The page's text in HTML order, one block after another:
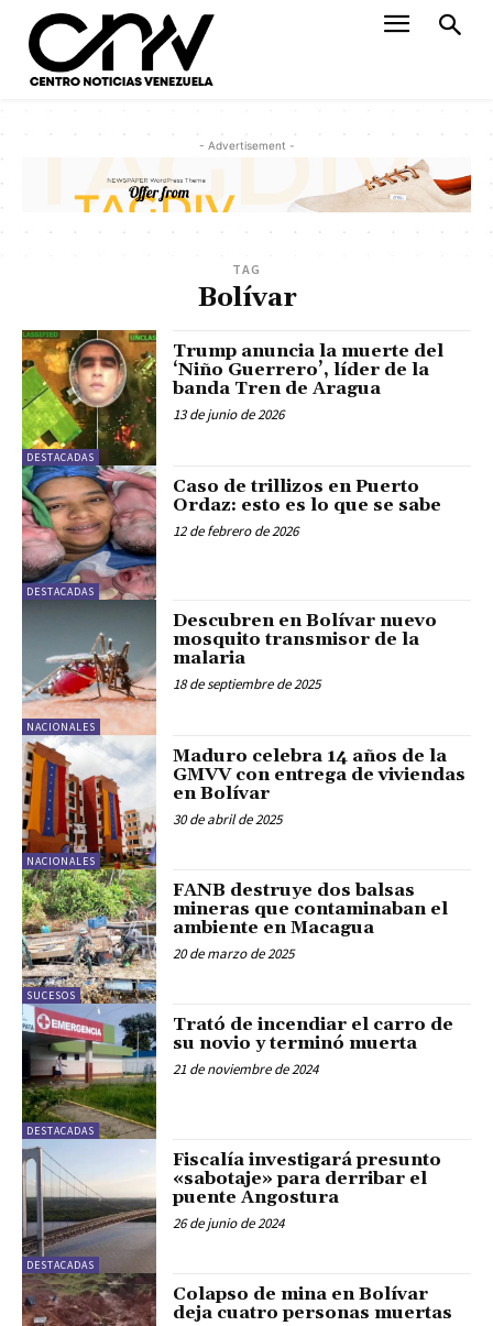
- Advertisement -
TAG
Bolívar
DESTACADAS
Trump anuncia la muerte del
‘Niño Guerrero’, líder de la
banda Tren de Aragua
13 de junio de 2026
DESTACADAS
Caso de trillizos en Puerto
Ordaz: esto es lo que se sabe
12 de febrero de 2026
NACIONALES
Descubren en Bolívar nuevo
mosquito transmisor de la
malaria
18 de septiembre de 2025
NACIONALES
Maduro celebra 14 años de la
GMVV con entrega de viviendas
en Bolívar
30 de abril de 2025
SUCESOS
FANB destruye dos balsas
mineras que contaminaban el
ambiente en Macagua
20 de marzo de 2025
DESTACADAS
Trató de incendiar el carro de
su novio y terminó muerta
21 de noviembre de 2024
DESTACADAS
Fiscalía investigará presunto
«sabotaje» para derribar el
puente Angostura
26 de junio de 2024
Colapso de mina en Bolívar
deja cuatro personas muertas